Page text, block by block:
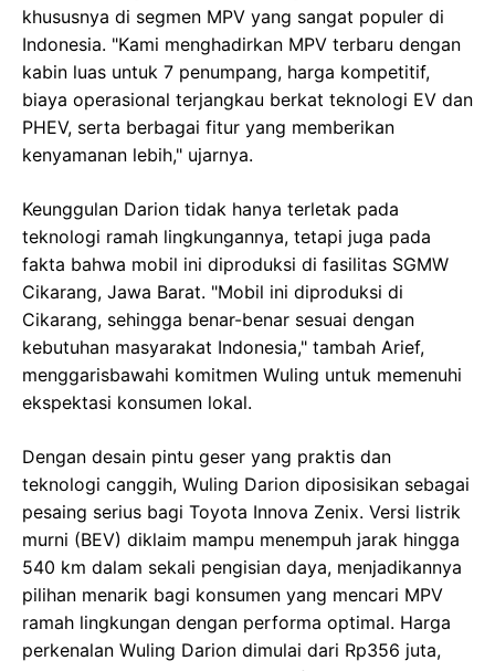
khususnya di segmen MPV yang sangat populer di
Indonesia. "Kami menghadirkan MPV terbaru dengan
kabin luas untuk 7 penumpang, harga kompetitif,
biaya operasional terjangkau berkat teknologi EV dan
PHEV, serta berbagai fitur yang memberikan
kenyamanan lebih," ujarnya.
Keunggulan Darion tidak hanya terletak pada
teknologi ramah lingkungannya, tetapi juga pada
fakta bahwa mobil ini diproduksi di fasilitas SGMW
Cikarang, Jawa Barat. "Mobil ini diproduksi di
Cikarang, sehingga benar-benar sesuai dengan
kebutuhan masyarakat Indonesia," tambah Arief,
menggarisbawahi komitmen Wuling untuk memenuhi
ekspektasi konsumen lokal.
Dengan desain pintu geser yang praktis dan
teknologi canggih, Wuling Darion diposisikan sebagai
pesaing serius bagi Toyota Innova Zenix. Versi listrik
murni (BEV) diklaim mampu menempuh jarak hingga
540 km dalam sekali pengisian daya, menjadikannya
pilihan menarik bagi konsumen yang mencari MPV
ramah lingkungan dengan performa optimal. Harga
perkenalan Wuling Darion dimulai dari Rp356 juta,